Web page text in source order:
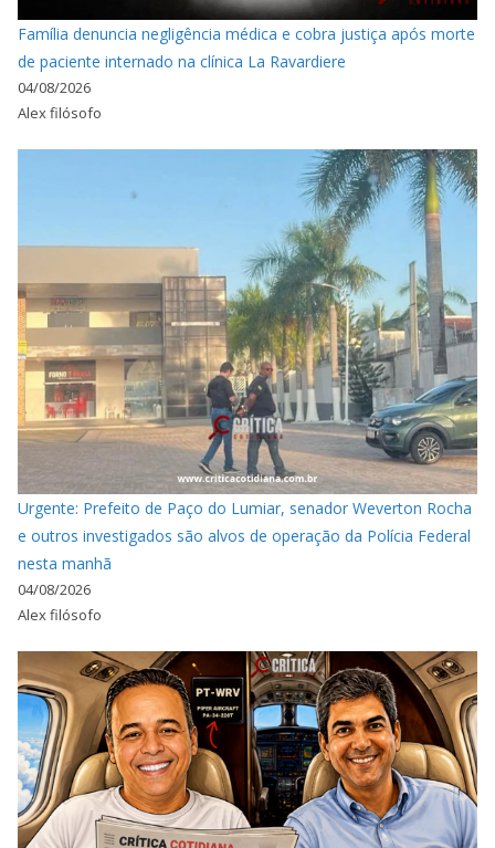
Família denuncia negligência médica e cobra justiça após morte
de paciente internado na clínica La Ravardiere
04/08/2026
Alex filósofo
Urgente: Prefeito de Paço do Lumiar, senador Weverton Rocha
e outros investigados são alvos de operação da Polícia Federal
nesta manhã
04/08/2026
Alex filósofo